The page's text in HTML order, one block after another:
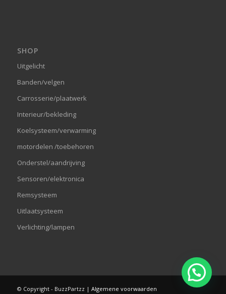
SHOP
Uitgelicht
Banden/velgen
Carrosserie/plaatwerk
Interieur/bekleding
Koelsysteem/verwarming
motordelen /toebehoren
Onderstel/aandrijving
Sensoren/elektronica
Remsysteem
Uitlaatsysteem
Verlichting/lampen
© Copyright - BuzzPartzz | Algemene voorwaarden